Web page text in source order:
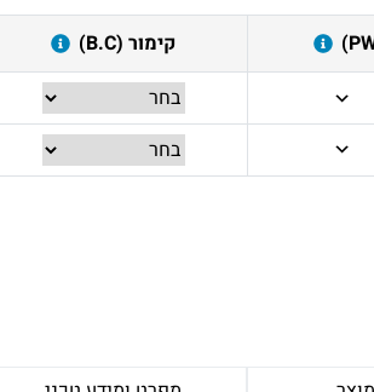
קימור (B.C)